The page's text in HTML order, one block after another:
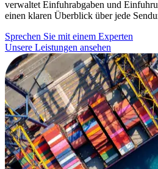
verwaltet Einfuhrabgaben und
einen klaren Überblick über jede
Sprechen Sie mit einem Experten
Unsere Leistungen ansehen